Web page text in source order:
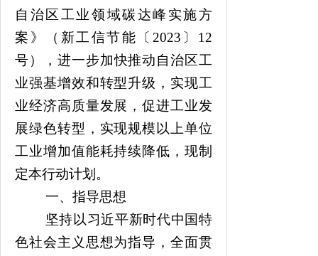
自治区工业领域碳达峰实施方
案 》（ 新工信节能〔 2023〕12
号） ， 进一步加快推动自治区工
业强基增效和转型升级 ， 实现工
业经济高质量发展 ，促进工业发
展绿色转型， 实现规模以上单位
工业增加值能耗持续降低，现制
定本行动计划。
一、指导思想
坚持以习近平新时代中国特
色社会主义思想为指导，全面贯